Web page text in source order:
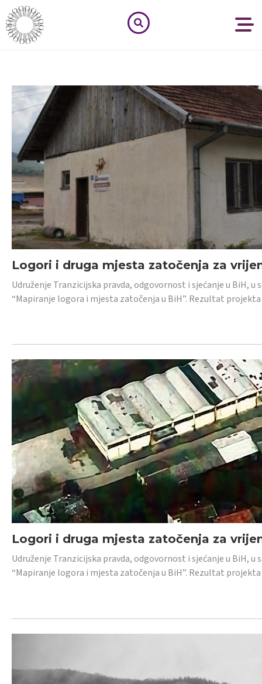
Logori i druga mjesta zatočenja za
Udruženje Tranzicijska pravda, odgovornost i sjećanje u BiH,
“Mapiranje logora i mjesta zatočenja u BiH”. Rezultat
Logori i druga mjesta zatočenja za
Udruženje Tranzicijska pravda, odgovornost i sjećanje u BiH,
“Mapiranje logora i mjesta zatočenja u BiH”. Rezultat